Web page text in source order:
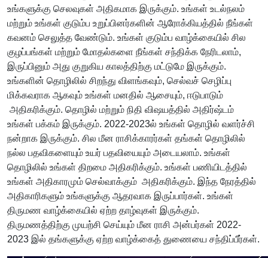
உங்களுக்கு செலவுகள் அதிகமாக இருக்கும். உங்கள் உடல்நலம்
மற்றும் உங்கள் குடும்ப உறுப்பினர்களின் ஆரோக்கியத்தில் நீங்கள்
கவனம் செலுத்த வேண்டும். உங்கள் குடும்ப வாழ்க்கையில் சில
குழப்பங்கள் மற்றும் மோதல்களை நீங்கள் சந்திக்க நேரிடலாம்,
இருப்பினும் அது குறுகிய காலத்திற்கு மட்டுமே இருக்கும்.
உங்களின் தொழிலில் சிறந்து விளங்கவும், செல்வச் செழிப்பு
மிக்கவராக ஆகவும் உங்கள் மனதில் ஆசையும், ஈடுபாடும்
அதிகரிக்கும். தொழில் மற்றும் நிதி விஷயத்தில் அதிர்ஷ்டம்
உங்கள் பக்கம் இருக்கும். 2022-2023ல் உங்கள் தொழில் வளர்ச்சி
நன்றாக இருக்கும். சில மீன ராசிக்காரர்கள் தங்கள் தொழிலில்
நல்ல பதவிகளையும் உயர் பதவியையும் அடையலாம். உங்கள்
தொழிலில் உங்கள் திறமை அதிகரிக்கும். உங்கள் பணியிடத்தில்
உங்கள் அதிகாரமும் செல்வாக்கும் அதிகரிக்கும். இந்த நேரத்தில்
அதிகாரிகளும் உங்களுக்கு ஆதரவாக இருப்பார்கள். உங்கள்
திருமண வாழ்க்கையில் ஏற்ற தாழ்வுகள் இருக்கும்.
திருமணத்திற்கு முயற்சி செய்யும் மீன ராசி அன்பர்கள் 2022-
2023 இல் தங்களுக்கு ஏற்ற வாழ்க்கைத் துணையை சந்திப்பீர்கள்.